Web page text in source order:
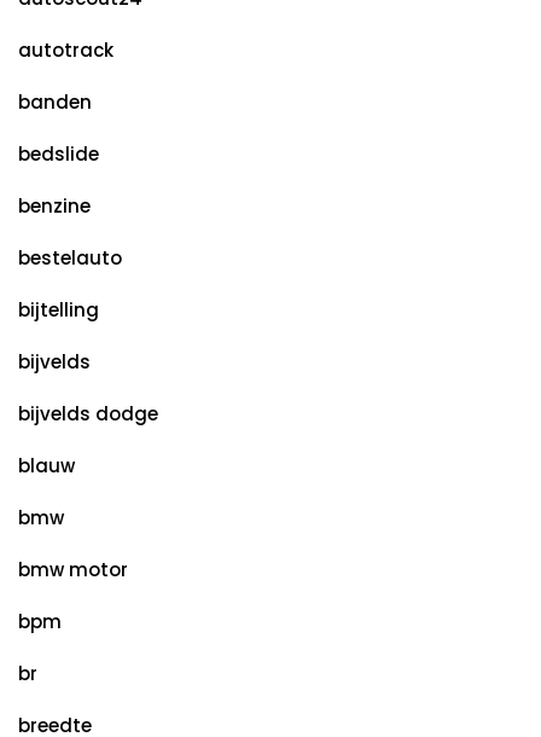
autotrack
banden
bedslide
benzine
bestelauto
bijtelling
bijvelds
bijvelds dodge
blauw
bmw
bmw motor
bpm
br
breedte